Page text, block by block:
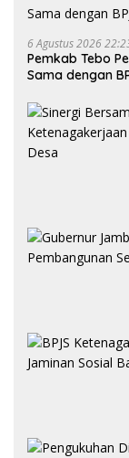
6 Agustus 2026
Pemkab Tebo
Sama dengan